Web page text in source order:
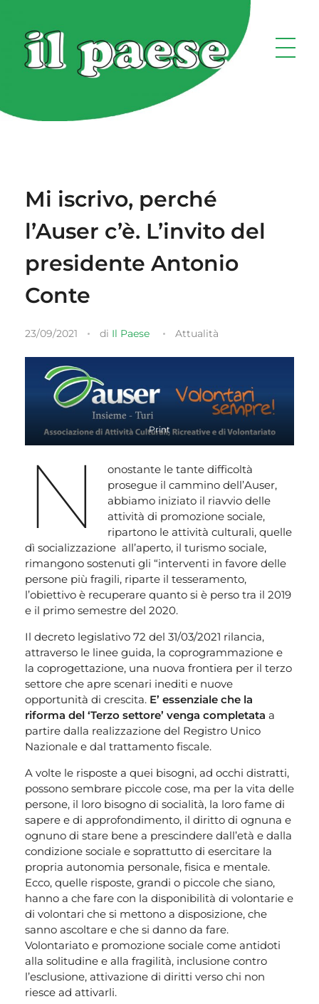
Mi iscrivo, perché
l’Auser c’è. L’invito del
presidente Antonio
Conte
23/09/2021 di Il Paese Attualità
Print
N
onostante le tante difficoltà
prosegue il cammino dell’Auser,
abbiamo iniziato il riavvio delle
attività di promozione sociale,
ripartono le attività culturali, quelle
dì socializzazione all’aperto, il turismo sociale,
rimangono sostenuti gli “interventi in favore delle
persone più fragili, riparte il tesseramento,
l’obiettivo è recuperare quanto si è perso tra il 2019
e il primo semestre del 2020.
Il decreto legislativo 72 del 31/03/2021 rilancia,
attraverso le linee guida, la coprogrammazione e
la coprogettazione, una nuova frontiera per il terzo
settore che apre scenari inediti e nuove
opportunità di crescita. E’ essenziale che la
riforma del ‘Terzo settore’ venga completata a
partire dalla realizzazione del Registro Unico
Nazionale e dal trattamento fiscale.
A volte le risposte a quei bisogni, ad occhi distratti,
possono sembrare piccole cose, ma per la vita delle
persone, il loro bisogno di socialità, la loro fame di
sapere e di approfondimento, il diritto di ognuna e
ognuno di stare bene a prescindere dall’età e dalla
condizione sociale e soprattutto di esercitare la
propria autonomia personale, fisica e mentale.
Ecco, quelle risposte, grandi o piccole che siano,
hanno a che fare con la disponibilità di volontarie e
di volontari che si mettono a disposizione, che
sanno ascoltare e che si danno da fare.
Volontariato e promozione sociale come antidoti
alla solitudine e alla fragilità, inclusione contro
l’esclusione, attivazione di diritti verso chi non
riesce ad attivarli.